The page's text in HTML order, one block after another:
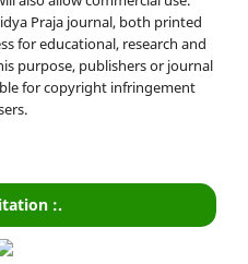
Praja journal, both printed
for educational, research and
purpose, publishers or journal
for copyright infringement
:.